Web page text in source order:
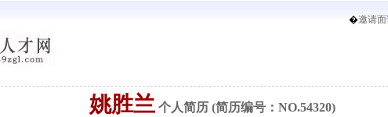
�邀请
姚胜兰 个人简历 (简历编号：NO.54320)